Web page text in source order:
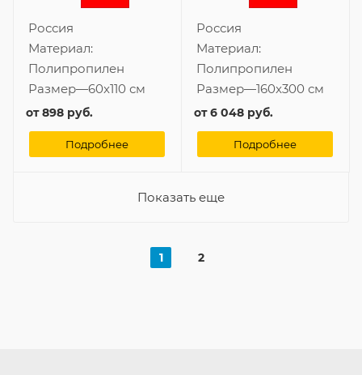
Россия
Материал:
Полипропилен
Размер—60x110 см
от898 руб.
Подробнее
Россия
Материал:
Полипропилен
Размер—160x300 см
от6 048 руб.
Подробнее
Показать еще
1 2